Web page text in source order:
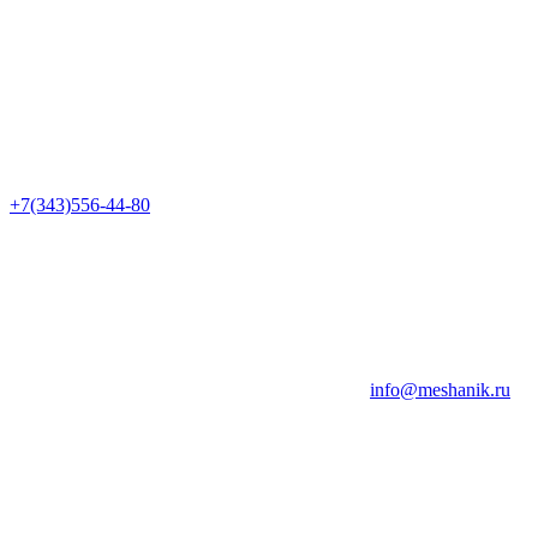
+7(343)556-44-80
info@meshanik.ru